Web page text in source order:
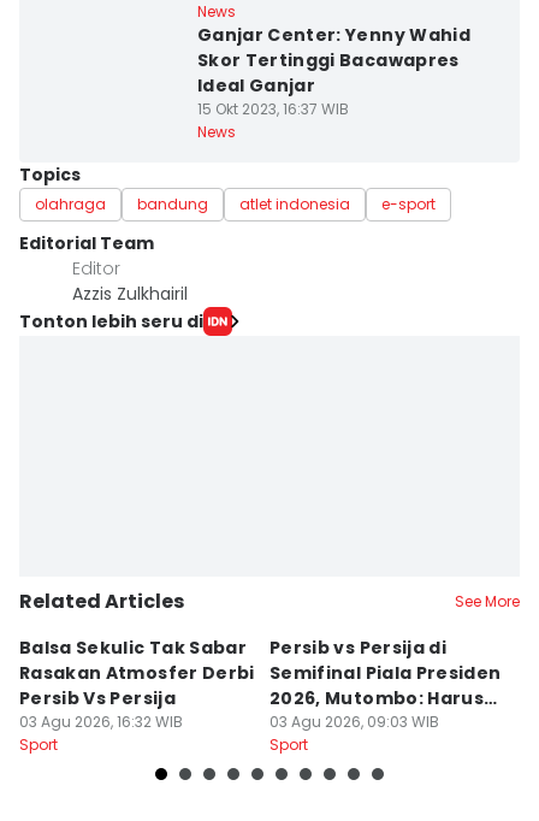
News
Ganjar Center: Yenny Wahid
Skor Tertinggi Bacawapres
Ideal Ganjar
15 Okt 2023, 16:37 WIB
News
Topics
olahraga bandung atlet indonesia e-sport
Editorial Team
Editor
Azzis Zulkhairil
Tonton lebih seru di
Related Articles See More
Balsa Sekulic Tak Sabar
Rasakan Atmosfer Derbi
Persib Vs Persija
03 Agu 2026, 16:32 WIB
Sport
Persib vs Persija di
Semifinal Piala Presiden
2026, Mutombo: Harus
Menang
03 Agu 2026, 09:03 WIB
Sport